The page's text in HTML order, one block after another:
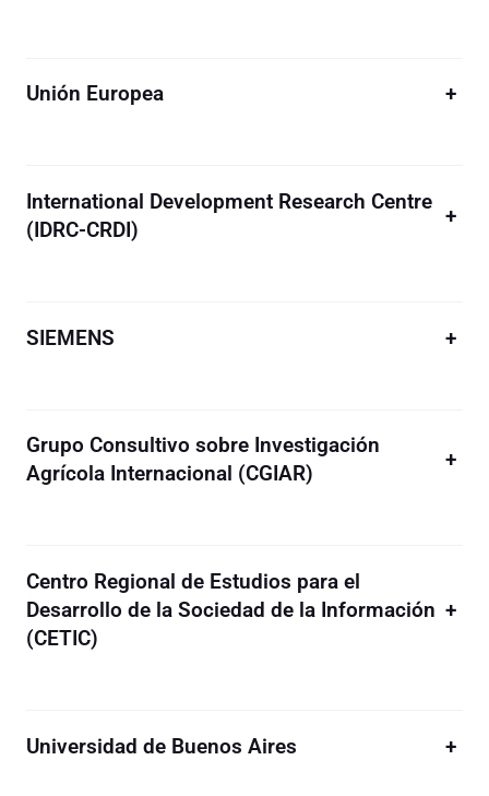
Unión Europea +
International Development Research Centre
(IDRC-CRDI)
+
SIEMENS +
Grupo Consultivo sobre Investigación
Agrícola Internacional (CGIAR)
+
Centro Regional de Estudios para el
Desarrollo de la Sociedad de la Información
(CETIC)
+
Universidad de Buenos Aires +